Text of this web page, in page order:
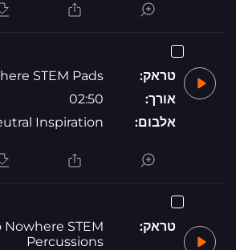
טראק:
STEM Pads
אורך:
02:50
אלבום:
Inspiration
טראק:
Nowhere STEM
Percussions